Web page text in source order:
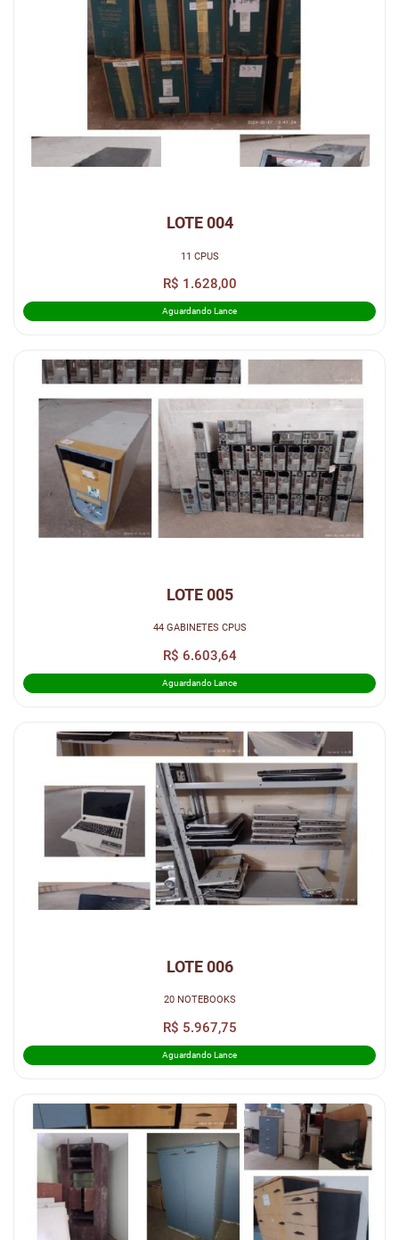
LOTE 004
11 CPUS
R$ 1.628,00
Aguardando Lance
LOTE 005
44 GABINETES CPUS
R$ 6.603,64
Aguardando Lance
LOTE 006
20 NOTEBOOKS
R$ 5.967,75
Aguardando Lance